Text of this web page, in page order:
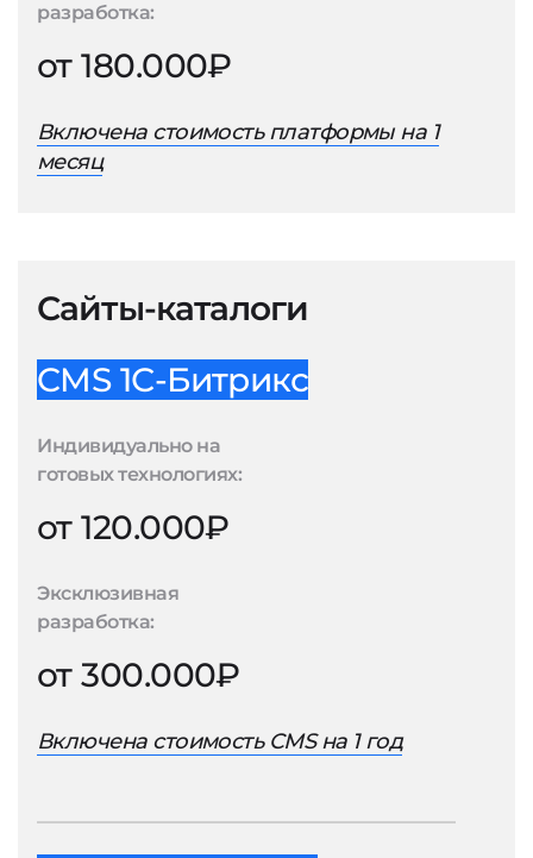
разработка:
от 180.000₽
Включена стоимость платформы на 1
месяц
Сайты-каталоги
CMS 1С-Битрикс
Индивидуально на
готовых технологиях:
от 120.000₽
Эксклюзивная
разработка:
от 300.000₽
Включена стоимость CMS на 1 год